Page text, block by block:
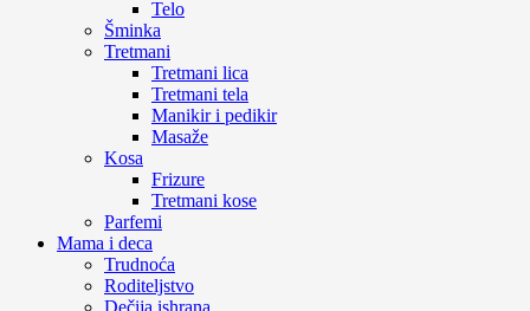
Telo
Šminka
Tretmani
Tretmani lica
Tretmani tela
Manikir i pedikir
Masaže
Kosa
Frizure
Tretmani kose
Parfemi
Mama i deca
Trudnoća
Roditeljstvo
Dečija ishrana